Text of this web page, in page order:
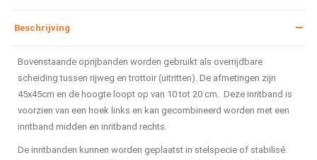
Beschrijving
Bovenstaande oprijbanden worden gebruikt als overrijdbare
scheiding tussen rijweg en trottoir (uitritten). De afmetingen zijn
45x45cm en de hoogte loopt op van 10 tot 20 cm. Deze inritband is
voorzien van een hoek links en kan gecombineerd worden met een
inritband midden en inritband rechts.
De inritbanden kunnen worden geplaatst in stelspecie of stabilisé.